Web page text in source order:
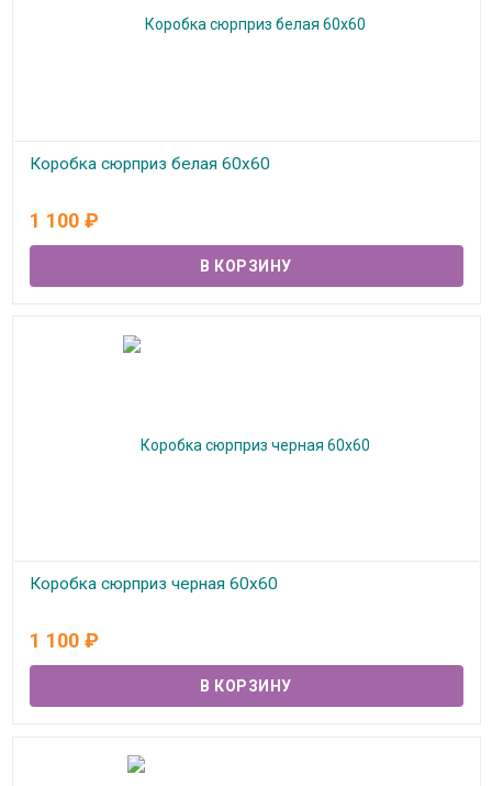
Коробка сюрприз белая 60х60
1 100 ₽
Коробка сюрприз черная 60х60
1 100 ₽